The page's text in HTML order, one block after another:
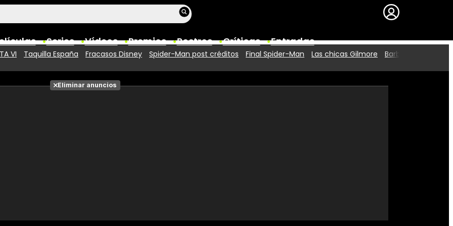
Series Vídeos Premios Rostros Críticas Entradas
Fotos
Premios
VI Taquilla España Fracasos Disney Spider-Man post créditos Final Spider-Man Las chicas Gilmore Barbie 2
Eliminar anuncios